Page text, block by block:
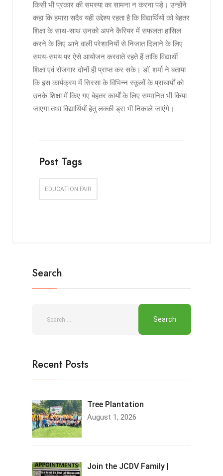
किसी भी प्रकार की समस्या का सामना न करना पड़े। उन्होंने
कहा कि हमारा सदैव यही उद्देश्य रहता है कि विद्यार्थियों को बेहतर
शिक्षा के साथ-साथ उनको अपने कैरियर में सफलता हासिल
करने के लिए आने वाली परेशानियों से निजात दिलाने के लिए
समय-समय पर ऐसे आयोजन करवाते रहते हैं ताकि विद्यार्थी
शिक्षा एवं रोजगार दोनों ही प्राप्त कर सके। डाॅ. शर्मा ने बताया
कि इस कार्यक्रम में सिरसा के विभिन्न स्कूलों के प्राचार्यों को
उनके शिक्षा में किए गए बेहतर कार्यों के लिए सम्मानित भी किया
जाएगा तथा विद्यार्थियों हेतु लक्की ड्रा भी निकाले जाएंगे।
Post Tags
EDUCATION FAIR
Search
Recent Posts
Tree Plantation
August 1, 2026
Join the JCDV Family |